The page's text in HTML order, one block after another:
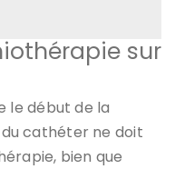
sur
le début de la
cathéter ne doit
bien que